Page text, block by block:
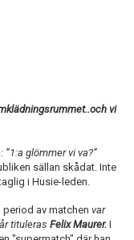
vi
glömmer vi va?”
sällan skådat. Inte
i Husie-leden.
av matchen var
tituleras Felix Maurer. I